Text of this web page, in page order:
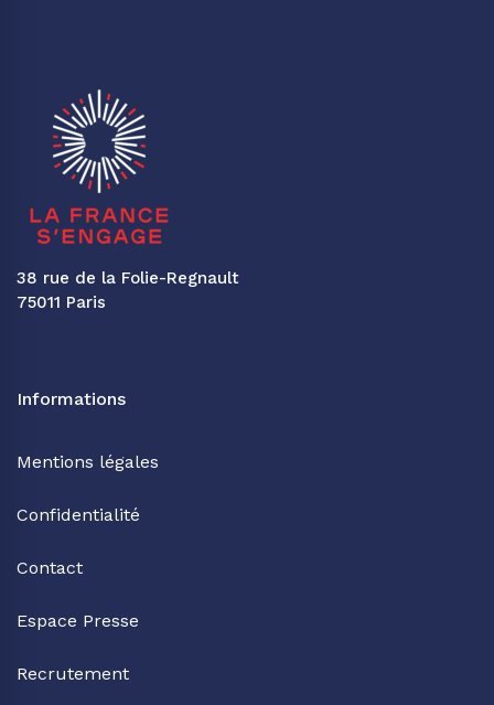
38 rue de la Folie-Regnault
75011 Paris
Informations
Mentions légales
Confidentialité
Contact
Espace Presse
Recrutement